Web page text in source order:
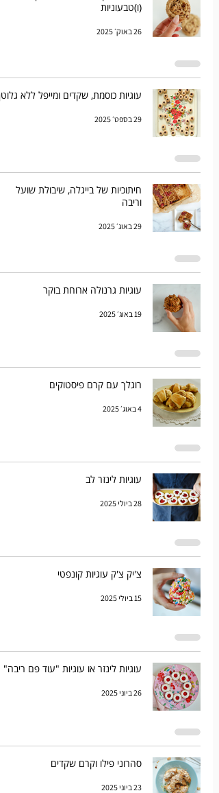
(ו)טבעוניות
26 באוק׳ 2025
עוגיות כוסמת, שקדים ומייפל ללא
29 בספט׳ 2025
חיתוכיות של בייגלה, שיבולת שועל
וריבה
29 באוג׳ 2025
עוגיות גרנולה ארוחת בוקר
19 באוג׳ 2025
רוגלך עם קרם פיסטוקים
4 באוג׳ 2025
עוגיות לינזר לב
28 ביולי 2025
צ'יק צ'ק עוגיות קונפטי
15 ביולי 2025
עוגיות לינזר או עוגיות "עוד פם ריבה"
26 ביוני 2025
סהרוני פילו וקרם שקדים
23 ביוני 2025